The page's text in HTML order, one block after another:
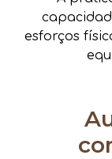
esforços